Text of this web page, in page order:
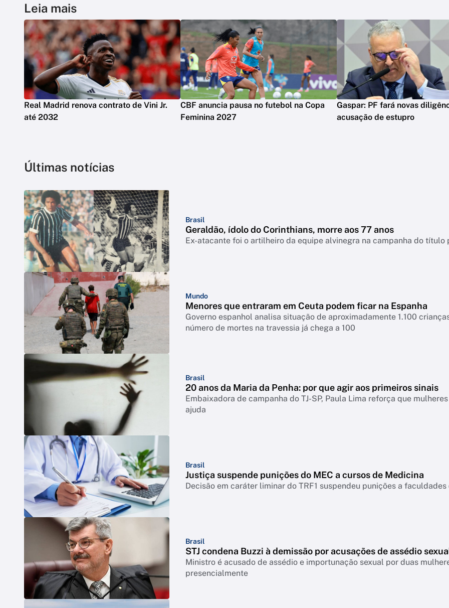
Leia mais
Real Madrid renova contrato de Vini Jr.
até 2032
CBF anuncia pausa no futebol na Copa
Feminina 2027
Gaspar: PF fará novas
acusação de estupro
Últimas notícias
Brasil
Geraldão, ídolo do Corinthians, morre aos 77 anos
Ex-atacante foi o artilheiro da equipe alvinegra na campanha do título
Mundo
Menores que entraram em Ceuta podem ficar na Espanha
Governo espanhol analisa situação de aproximadamente 1.100
número de mortes na travessia já chega a 100
Brasil
20 anos da Maria da Penha: por que agir aos primeiros sinais
Embaixadora de campanha do TJ-SP, Paula Lima reforça que
ajuda
Brasil
Justiça suspende punições do MEC a cursos de Medicina
Decisão em caráter liminar do TRF1 suspendeu punições a
Brasil
STJ condena Buzzi à demissão por acusações de assédio
Ministro é acusado de assédio e importunação sexual por duas
presencialmente